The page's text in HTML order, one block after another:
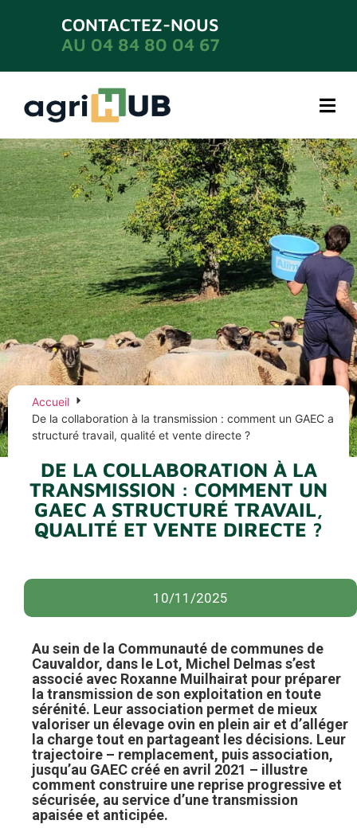
CONTACTEZ-NOUS
AU 04 84 80 04 67
Accueil
De la collaboration à la transmission : comment un GAEC a
structuré travail, qualité et vente directe ?
DE LA COLLABORATION À LA
TRANSMISSION : COMMENT UN
GAEC A STRUCTURÉ TRAVAIL,
QUALITÉ ET VENTE DIRECTE ?
10/11/2025
Au sein de la Communauté de communes de
Cauvaldor, dans le Lot, Michel Delmas s’est
associé avec Roxanne Muilhairat pour préparer
la transmission de son exploitation en toute
sérénité. Leur association permet de mieux
valoriser un élevage ovin en plein air et d’alléger
la charge tout en partageant les décisions. Leur
trajectoire – remplacement, puis association,
jusqu’au GAEC créé en avril 2021 – illustre
comment construire une reprise progressive et
sécurisée, au service d’une transmission
apaisée et anticipée.